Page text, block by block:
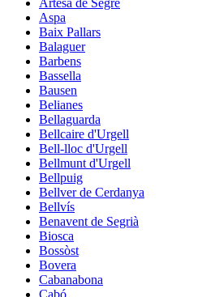
Aspa
Baix Pallars
Balaguer
Barbens
Bassella
Bausen
Belianes
Bellaguarda
Bellcaire d'Urgell
Bell-lloc d'Urgell
Bellmunt d'Urgell
Bellpuig
Bellver de Cerdanya
Bellvís
Benavent de Segrià
Biosca
Bossòst
Bovera
Cabanabona
Cabó